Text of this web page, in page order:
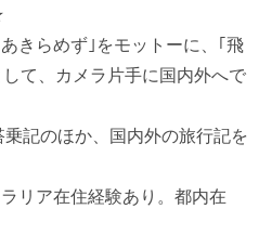
きらめず｣をモットーに、｢飛
て、カメラ片手に国内外へで
記のほか、国内外の旅行記を
リア在住経験あり。都内在